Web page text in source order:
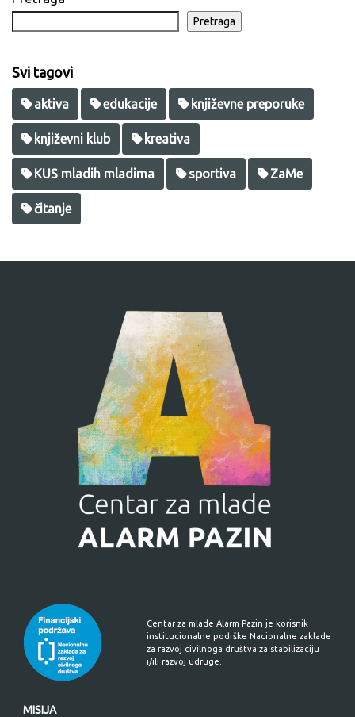
Pretraga
Svi tagovi
aktiva edukacije književne preporuke
književni klub kreativa
KUS mladih mladima sportiva ZaMe
čitanje
Centar za mlade Alarm Pazin je korisnik
institucionalne podrške Nacionalne zaklade
za razvoj civilnoga društva za stabilizaciju
i/ili razvoj udruge.
MISIJA